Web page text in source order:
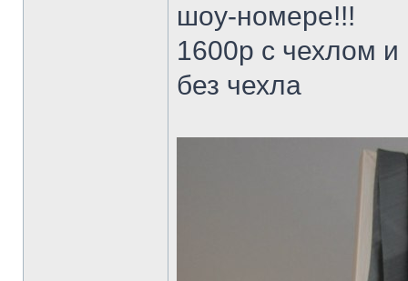
шоу-номере!!!
1600р с чехлом
без чехла